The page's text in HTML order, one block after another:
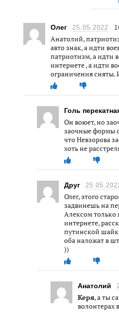
Олег 25.05.2022
Анатолий,
авто знак, а идти
патриотизм, а идти
интернете , а идти
ограничения сняты.
Голь
Он воюет, но
заочные формы
что Невзорова
хоть не
Друг
Олег, этого
задвинешь на
Алексом только
интернете,
путинской
оба наложат в
))
Анатолий
Керя, а ты
волонтерах